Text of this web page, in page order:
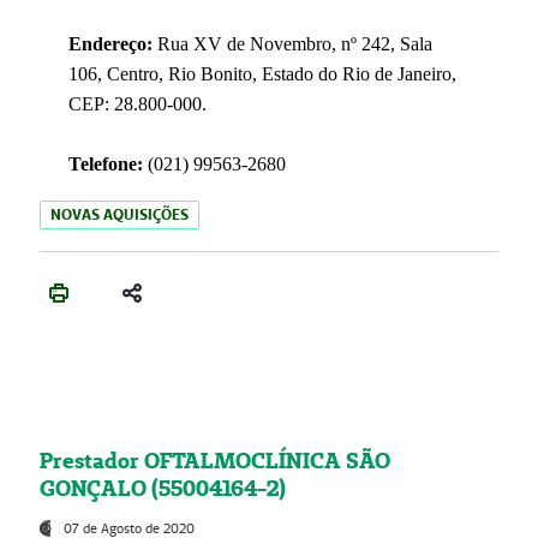
Endereço: Rua XV de Novembro, nº 242, Sala
106, Centro, Rio Bonito, Estado do Rio de Janeiro,
CEP: 28.800-000.
Telefone: (021) 99563-2680
NOVAS AQUISIÇÕES
Prestador OFTALMOCLÍNICA SÃO
GONÇALO (55004164-2)
07 de Agosto de 2020